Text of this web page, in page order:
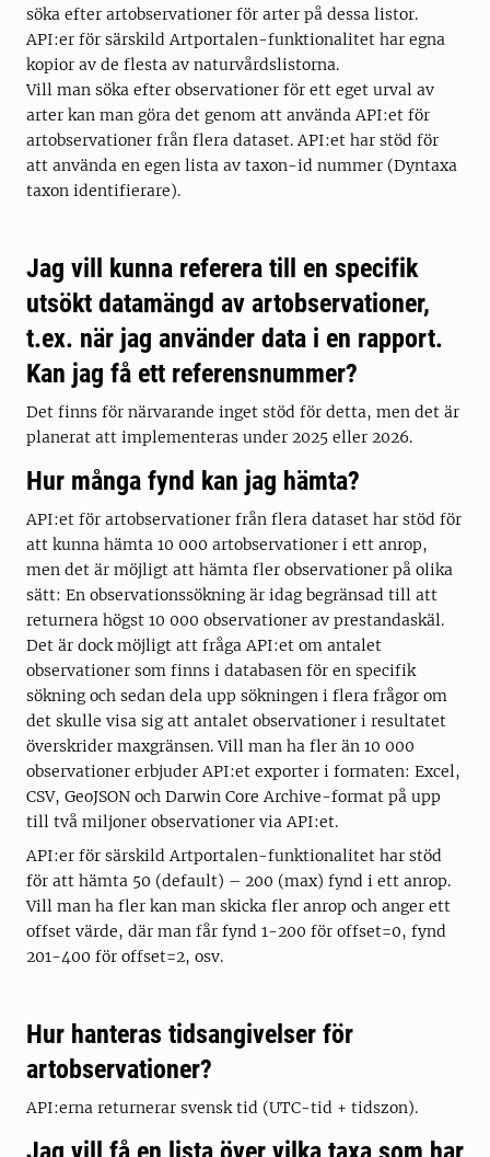
söka efter artobservationer för arter på dessa listor.
API:er för särskild Artportalen-funktionalitet har egna
kopior av de flesta av naturvårdslistorna.
Vill man söka efter observationer för ett eget urval av
arter kan man göra det genom att använda API:et för
artobservationer från flera dataset. API:et har stöd för
att använda en egen lista av taxon-id nummer (Dyntaxa
taxon identifierare).
Jag vill kunna referera till en specifik
utsökt datamängd av artobservationer,
t.ex. när jag använder data i en rapport.
Kan jag få ett referensnummer?
Det finns för närvarande inget stöd för detta, men det är
planerat att implementeras under 2025 eller 2026.
Hur många fynd kan jag hämta?
API:et för artobservationer från flera dataset har stöd för
att kunna hämta 10 000 artobservationer i ett anrop,
men det är möjligt att hämta fler observationer på olika
sätt: En observationssökning är idag begränsad till att
returnera högst 10 000 observationer av prestandaskäl.
Det är dock möjligt att fråga API:et om antalet
observationer som finns i databasen för en specifik
sökning och sedan dela upp sökningen i flera frågor om
det skulle visa sig att antalet observationer i resultatet
överskrider maxgränsen. Vill man ha fler än 10 000
observationer erbjuder API:et exporter i formaten: Excel,
CSV, GeoJSON och Darwin Core Archive-format på upp
till två miljoner observationer via API:et.
API:er för särskild Artportalen-funktionalitet har stöd
för att hämta 50 (default) – 200 (max) fynd i ett anrop.
Vill man ha fler kan man skicka fler anrop och anger ett
offset värde, där man får fynd 1-200 för offset=0, fynd
201-400 för offset=2, osv.
Hur hanteras tidsangivelser för
artobservationer?
API:erna returnerar svensk tid (UTC-tid + tidszon).